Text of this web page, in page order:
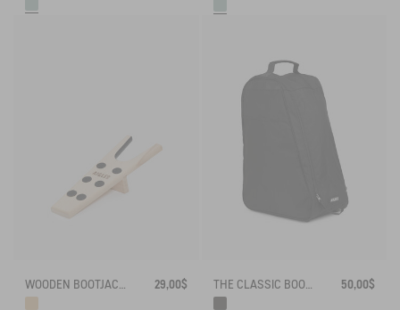
WOODEN BOOTJACKS 29,00$ THE CLASSIC BOOTS BAG 50,00$